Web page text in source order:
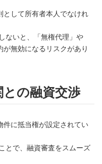
として所有者本人でなけれ
ないと、「無権代理」や
が無効になるリスクがあり
の融資交渉
件に抵当権が設定されてい
とで、融資審査をスムーズ